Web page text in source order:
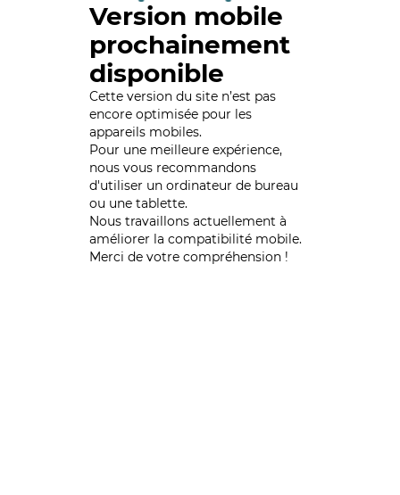
Version mobile
prochainement
disponible
Cette version du site n’est pas
encore optimisée pour les
appareils mobiles.
Pour une meilleure expérience,
nous vous recommandons
d'utiliser un ordinateur de bureau
ou une tablette.
Nous travaillons actuellement à
améliorer la compatibilité mobile.
Merci de votre compréhension !